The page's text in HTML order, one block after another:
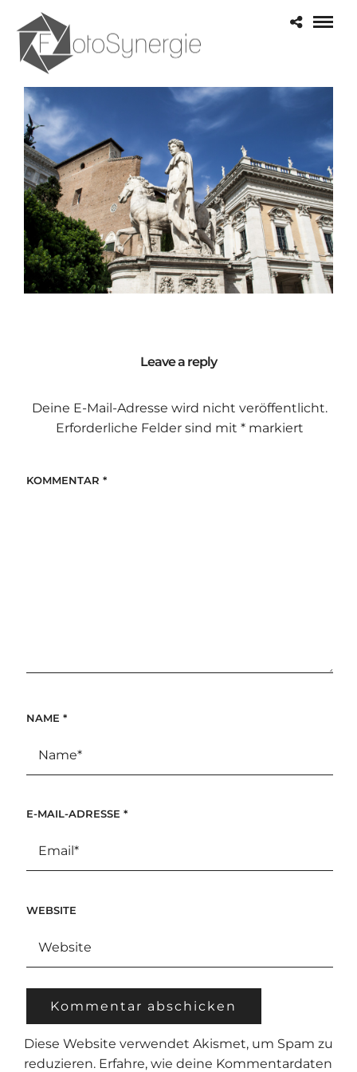
Leave a reply
Deine E-Mail-Adresse wird nicht veröffentlicht.
Erforderliche Felder sind mit *markiert
KOMMENTAR *
NAME *
E-MAIL-ADRESSE *
WEBSITE
Diese Website verwendet Akismet, um Spam zu
reduzieren. Erfahre, wie deine Kommentardaten